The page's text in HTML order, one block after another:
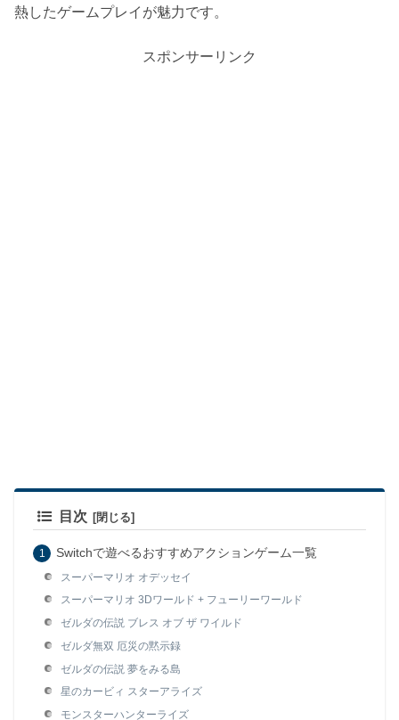
熱したゲームプレイが魅力です。
スポンサーリンク
目次
Switchで遊べるおすすめアクションゲーム一覧
スーパーマリオ オデッセイ
スーパーマリオ 3Dワールド + フューリーワールド
ゼルダの伝説 ブレス オブ ザ ワイルド
ゼルダ無双 厄災の黙示録
ゼルダの伝説 夢をみる島
星のカービィ スターアライズ
モンスターハンターライズ